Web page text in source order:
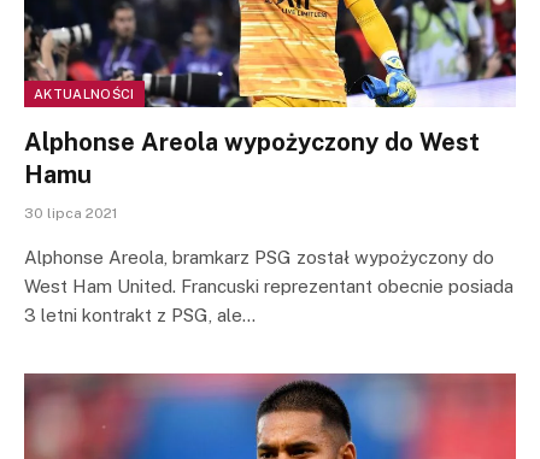
AKTUALNOŚCI
Alphonse Areola wypożyczony do West
Hamu
30 lipca 2021
Alphonse Areola, bramkarz PSG został wypożyczony do
West Ham United. Francuski reprezentant obecnie posiada
3 letni kontrakt z PSG, ale…